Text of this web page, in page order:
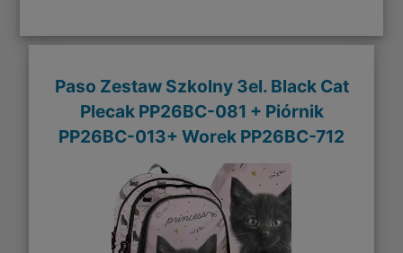
Paso Zestaw Szkolny 3el. Black Cat
Plecak PP26BC-081 + Piórnik
PP26BC-013+ Worek PP26BC-712